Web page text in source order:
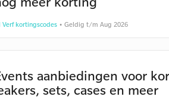
Verf kortingscodes• Geldig t/m Aug 2026
aanbiedingen voor
sets, cases en meer